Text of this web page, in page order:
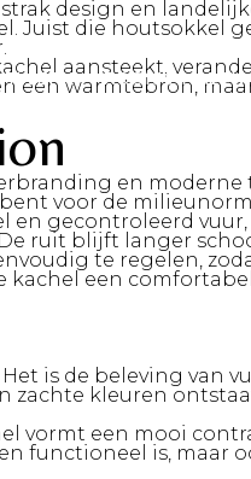
ROOKKANALEN
design en
die houtsokkel
aansteekt,
een warmtebron,
en
voor de
gecontroleerd
ruit blijft langer
te regelen,
een
Het is de beleving van
kleuren
vormt een mooi
functioneel is, maar